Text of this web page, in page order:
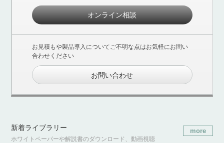
オンライン相談
お見積もや製品導入についてご不明な点はお気軽にお問い
合わせください
お問い合わせ
新着ライブラリー
ホワイトペーパーや解説書のダウンロード、動画視聴
more